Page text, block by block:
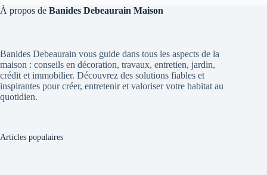
À propos de Banides Debeaurain Maison
Banides Debeaurain vous guide dans tous les aspects de la
maison : conseils en décoration, travaux, entretien, jardin,
crédit et immobilier. Découvrez des solutions fiables et
inspirantes pour créer, entretenir et valoriser votre habitat au
quotidien.
Articles populaires